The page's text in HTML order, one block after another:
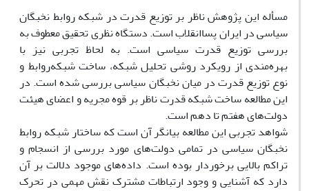
مسأله این پژوهش ناظر بر توزیع قدرت در شبکه روابط نخبگان
سیاسی در ایران پساانقلاب است. دستگاه نظری تحقیق معطوف به
بررسی توزیع قدرت سیاسی است. به لحاظ تجربی نیز با
بهره‌مندی از رویکرد روشی تحلیل شبکه­، ساخت شبکه‌روابط و
نوع توزیع قدرت در میان نخبگان سیاسی بررسی شده است. در
این مطالعه ساخت شبکه قدرت ناظر بر قوه مجریه و اعضای هیئت
دولت‌های هفتم تا دهم است.
شواهد تجربی این مطالعه بیانگر آن است که ساختار شبکه روابط
نخبگان سیاسی در تمامی دولت‌های مورد بررسی از انسجام و
تراکم بالایی برخوردار بوده است. داده‌های موجود دلالت بر آن
دارد که آشنایی و وجود ارتباطات مشترک نقش مهمی در تحرک